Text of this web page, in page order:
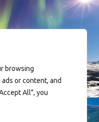
browsing
or content, and
All", you